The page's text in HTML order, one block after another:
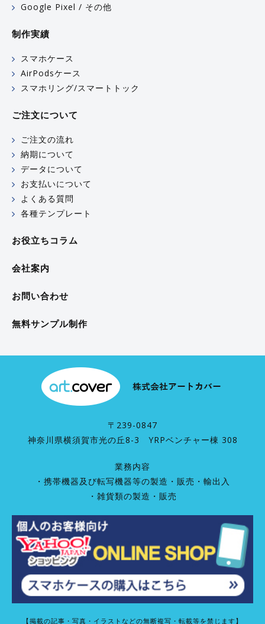
Google Pixel / その他
制作実績
スマホケース
AirPodsケース
スマホリング/スマートトック
ご注文について
ご注文の流れ
納期について
データについて
お支払いについて
よくある質問
各種テンプレート
お役立ちコラム
会社案内
お問い合わせ
無料サンプル制作
〒239-0847
神奈川県横須賀市光の丘8-3 YRPベンチャー棟 308
業務内容
・携帯機器及び転写機器等の製造・販売・輸出入
・雑貨類の製造・販売
【掲載の記事・写真・イラストなどの無断複写・転載等を禁じます】